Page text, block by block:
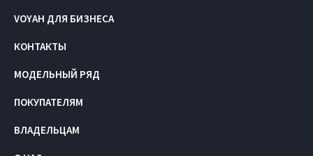
VOYAH ДЛЯ БИЗНЕСА
КОНТАКТЫ
МОДЕЛЬНЫЙ РЯД
ПОКУПАТЕЛЯМ
ВЛАДЕЛЬЦАМ